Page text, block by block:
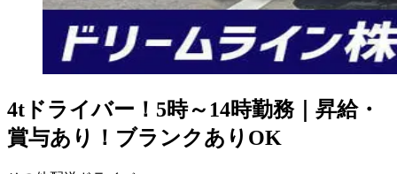
4tドライバー！5時～14時勤務｜昇給・
賞与あり！ブランクありOK